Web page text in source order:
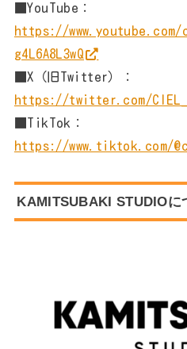
■YouTube：
https://www.youtube.com/
g4L6A8L3wQ
■X（旧Twitter）：
https://twitter.com/
■TikTok：
https://www.tiktok.com/
KAMITSUBAKI STUDIOに